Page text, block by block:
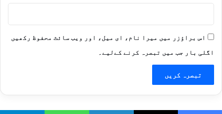
اس براؤزر میں میرا نام، ای میل، اور ویب سائٹ محفوظ رکھیں
اگلی بار جب میں تبصرہ کرنے کےلیے۔